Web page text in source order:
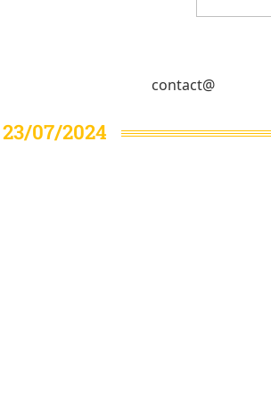
Ukraine tức giận với quyết định
giữa Tổng thống Zelensky và ông
với Tổng thống Zelensky, cam kết
contact@
07/2024